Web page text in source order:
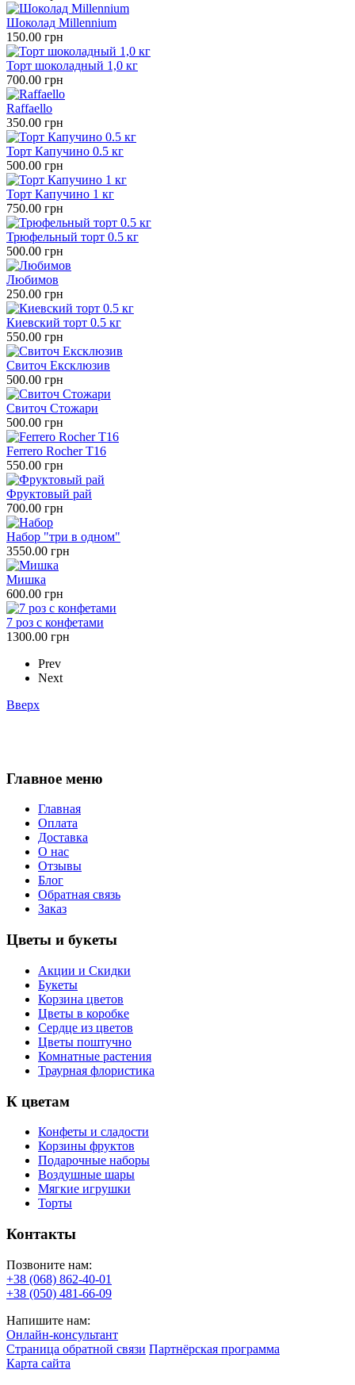
Шоколад Millennium
150.00 грн
Торт шоколадный 1,0 кг
700.00 грн
Raffaello
350.00 грн
Торт Капучино 0.5 кг
500.00 грн
Торт Капучино 1 кг
750.00 грн
Трюфельный торт 0.5 кг
500.00 грн
Любимов
250.00 грн
Киевский торт 0.5 кг
550.00 грн
Свиточ Ексклюзив
500.00 грн
Свиточ Стожари
500.00 грн
Ferrero Rocher Т16
550.00 грн
Фруктовый рай
700.00 грн
Набор "три в одном"
3550.00 грн
Мишка
600.00 грн
7 роз с конфетами
1300.00 грн
Prev
Next
Вверх
Главное меню
Главная
Оплата
Доставка
О нас
Отзывы
Блог
Обратная связь
Заказ
Цветы и букеты
Акции и Скидки
Букеты
Корзина цветов
Цветы в коробке
Сердце из цветов
Цветы поштучно
Комнатные растения
Траурная флористика
К цветам
Конфеты и сладости
Корзины фруктов
Подарочные наборы
Воздушные шары
Мягкие игрушки
Торты
Контакты
Позвоните нам:
+38 (068) 862-40-01
+38 (050) 481-66-09
Напишите нам:
Онлайн-консультант
Страница обратной связи Партнёрская программа
Карта сайта